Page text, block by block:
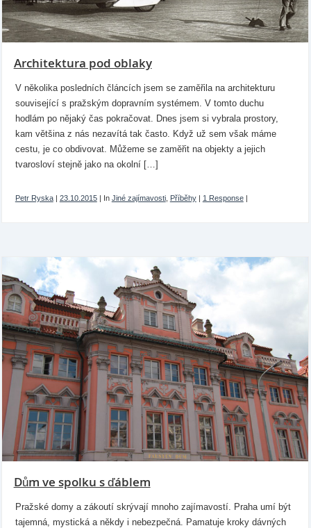
Architektura pod oblaky
V několika posledních článcích jsem se zaměřila na architekturu
související s pražským dopravním systémem. V tomto duchu
hodlám po nějaký čas pokračovat. Dnes jsem si vybrala prostory,
kam většina z nás nezavítá tak často. Když už sem však máme
cestu, je co obdivovat. Můžeme se zaměřit na objekty a jejich
tvarosloví stejně jako na okolní […]
Petr Ryska| 23.10.2015| In Jiné zajímavosti, Příběhy| 1 Response|
Dům ve spolku s ďáblem
Pražské domy a zákoutí skrývají mnoho zajímavostí. Praha umí být
tajemná, mystická a někdy i nebezpečná. Pamatuje kroky dávných